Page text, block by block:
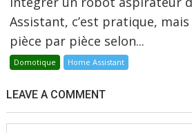
Assistant, c’est pratique,
pièce par pièce selon...
Domotique Home Assistant
LEAVE A COMMENT